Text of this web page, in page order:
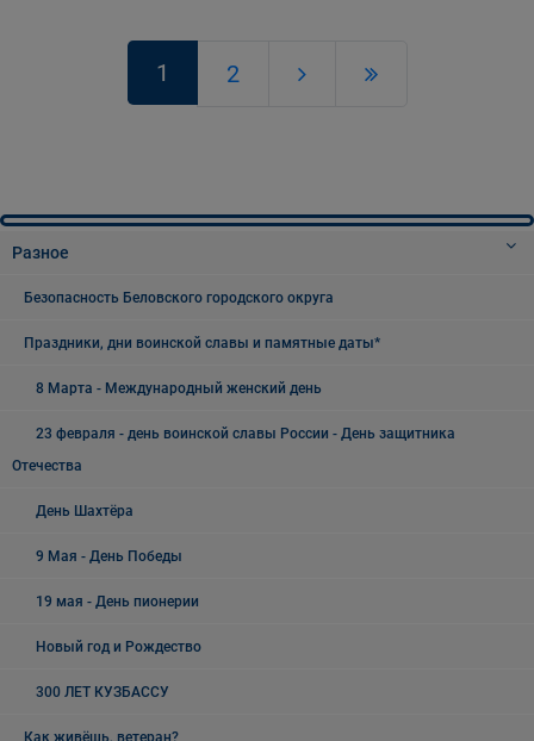
1 2
Разное
Безопасность Беловского городского округа
Праздники, дни воинской славы и памятные даты*
8 Марта - Международный женский день
23 февраля - день воинской славы России - День защитника
Отечества
День Шахтёра
9 Мая - День Победы
19 мая - День пионерии
Новый год и Рождество
300 ЛЕТ КУЗБАССУ
Как живёшь, ветеран?